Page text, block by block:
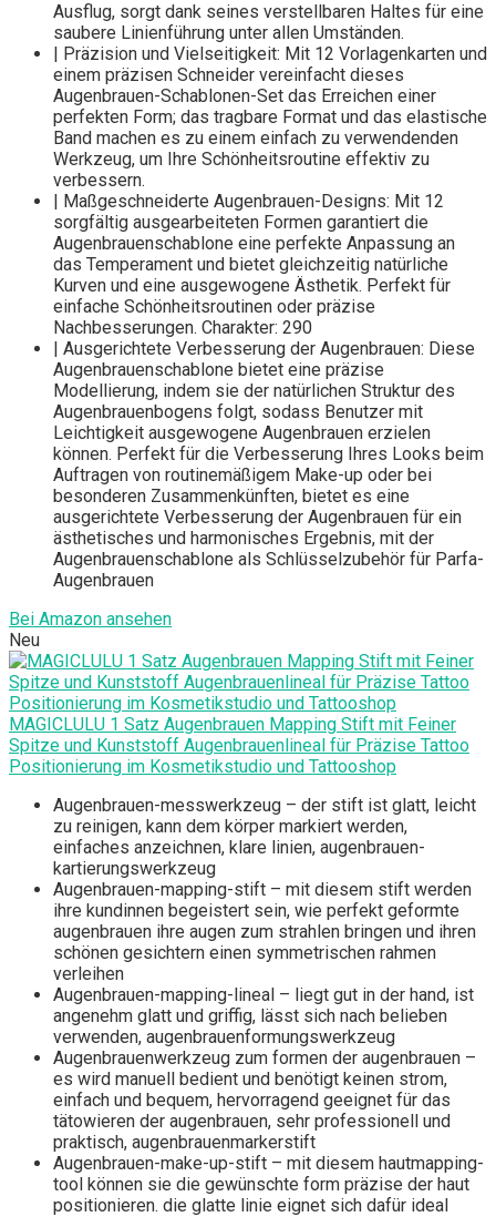
Ausflug, sorgt dank seines verstellbaren Haltes für eine
saubere Linienführung unter allen Umständen.
| Präzision und Vielseitigkeit: Mit 12 Vorlagenkarten und
einem präzisen Schneider vereinfacht dieses
Augenbrauen-Schablonen-Set das Erreichen einer
perfekten Form; das tragbare Format und das elastische
Band machen es zu einem einfach zu verwendenden
Werkzeug, um Ihre Schönheitsroutine effektiv zu
verbessern.
| Maßgeschneiderte Augenbrauen-Designs: Mit 12
sorgfältig ausgearbeiteten Formen garantiert die
Augenbrauenschablone eine perfekte Anpassung an
das Temperament und bietet gleichzeitig natürliche
Kurven und eine ausgewogene Ästhetik. Perfekt für
einfache Schönheitsroutinen oder präzise
Nachbesserungen. Charakter: 290
| Ausgerichtete Verbesserung der Augenbrauen: Diese
Augenbrauenschablone bietet eine präzise
Modellierung, indem sie der natürlichen Struktur des
Augenbrauenbogens folgt, sodass Benutzer mit
Leichtigkeit ausgewogene Augenbrauen erzielen
können. Perfekt für die Verbesserung Ihres Looks beim
Auftragen von routinemäßigem Make-up oder bei
besonderen Zusammenkünften, bietet es eine
ausgerichtete Verbesserung der Augenbrauen für ein
ästhetisches und harmonisches Ergebnis, mit der
Augenbrauenschablone als Schlüsselzubehör für Parfa-
Augenbrauen
Bei Amazon ansehen
Neu
MAGICLULU 1 Satz Augenbrauen Mapping Stift mit Feiner
Spitze und Kunststoff Augenbrauenlineal für Präzise Tattoo
Positionierung im Kosmetikstudio und Tattooshop
Augenbrauen-messwerkzeug – der stift ist glatt, leicht
zu reinigen, kann dem körper markiert werden,
einfaches anzeichnen, klare linien, augenbrauen-
kartierungswerkzeug
Augenbrauen-mapping-stift – mit diesem stift werden
ihre kundinnen begeistert sein, wie perfekt geformte
augenbrauen ihre augen zum strahlen bringen und ihren
schönen gesichtern einen symmetrischen rahmen
verleihen
Augenbrauen-mapping-lineal – liegt gut in der hand, ist
angenehm glatt und griffig, lässt sich nach belieben
verwenden, augenbrauenformungswerkzeug
Augenbrauenwerkzeug zum formen der augenbrauen –
es wird manuell bedient und benötigt keinen strom,
einfach und bequem, hervorragend geeignet für das
tätowieren der augenbrauen, sehr professionell und
praktisch, augenbrauenmarkerstift
Augenbrauen-make-up-stift – mit diesem hautmapping-
tool können sie die gewünschte form präzise der haut
positionieren. die glatte linie eignet sich dafür ideal